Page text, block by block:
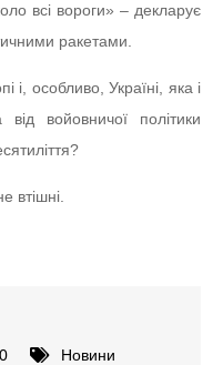
всі вороги» – декларує
ракетами.
і, особливо, Україні, яка і
войовничої політики
втішні.
Новини